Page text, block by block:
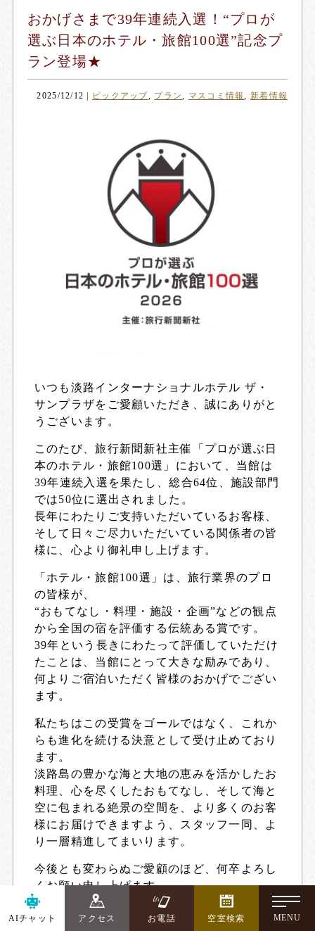
-
MENU
おかげさまで39年連続入選！“プロが
選ぶ日本のホテル・旅館100選”記念プ
ラン登場★
2025/12/12 ピックアップ, プラン, マスコミ情報, 新着情報
いつも淡路インターナショナルホテル ザ・
サンプラザをご愛顧いただき、誠にありがと
うございます。
このたび、旅行新聞新社主催「プロが選ぶ日
本のホテル・旅館100選」において、当館は
39年連続入選を果たし、総合64位、施設部門
では50位に選出 されました。
長年にわたりご支持いただいているお客様、
そして日々ご尽力いただいている関係者の皆
様に、心より御礼申し上げます。
「ホテル・旅館100選」は、旅行業界のプロ
の皆様が、
“おもてなし・料理・施設・企画”などの観点
から全国の宿を評価する伝統ある賞です。
39年という長きにわたって評価していただけ
たことは、当館にとって大きな励みであり、
何よりご宿泊いただく皆様のおかげでござい
ます。
私たちはこの受賞をゴールではなく、これか
らも進化を続ける決意として受け止めており
ます。
淡路島の豊かな海と大地の恵みを活かしたお
料理、心を尽くしたおもてなし、そして海と
空に包まれる絶景の空間を、より多くのお客
様にお届けできますよう、スタッフ一同、よ
り一層精進してまいります。
今後とも変わらぬご愛顧のほど、何卒よろし
くお願い申し上げます。
AIチャット アクセス お電話 空室検索